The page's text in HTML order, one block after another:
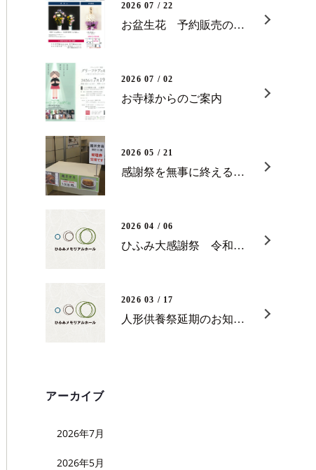
2026 07 / 22
お盆生花 予約販売のご案内
2026 07 / 02
お寺様からのご案内
2026 05 / 21
感謝祭を無事に終えることができました！
2026 04 / 06
ひふみ大感謝祭 令和８年５月１６日（土）開催決定のお知らせ
2026 03 / 17
人形供養祭延期のお知らせ 並びに ひふみ大感謝祭開催のご案内
アーカイブ
2026年7月
2026年5月